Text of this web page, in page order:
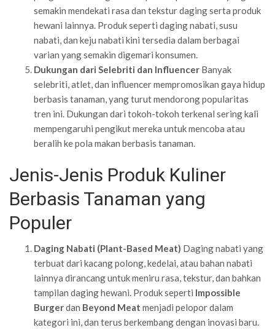
semakin mendekati rasa dan tekstur daging serta produk
hewani lainnya. Produk seperti daging nabati, susu
nabati, dan keju nabati kini tersedia dalam berbagai
varian yang semakin digemari konsumen.
Dukungan dari Selebriti dan Influencer Banyak
selebriti, atlet, dan influencer mempromosikan gaya hidup
berbasis tanaman, yang turut mendorong popularitas
tren ini. Dukungan dari tokoh-tokoh terkenal sering kali
mempengaruhi pengikut mereka untuk mencoba atau
beralih ke pola makan berbasis tanaman.
Jenis-Jenis Produk Kuliner
Berbasis Tanaman yang
Populer
Daging Nabati (Plant-Based Meat) Daging nabati yang
terbuat dari kacang polong, kedelai, atau bahan nabati
lainnya dirancang untuk meniru rasa, tekstur, dan bahkan
tampilan daging hewani. Produk seperti Impossible
Burgerdan Beyond Meat menjadi pelopor dalam
kategori ini, dan terus berkembang dengan inovasi baru.